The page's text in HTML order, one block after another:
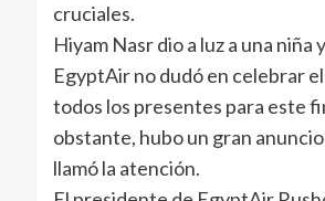
cruciales.
Hiyam Nasr dio a luz a una niña
EgyptAir no dudó en celebrar
todos los presentes para este
obstante, hubo un gran
llamó la atención.